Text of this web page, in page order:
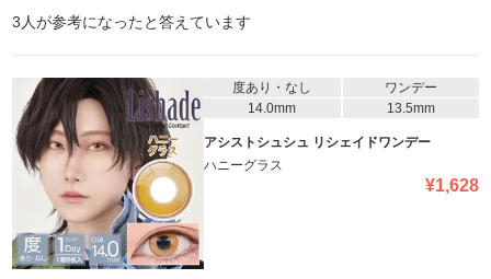
3 人が参考になったと答えています
度あり・なし
ワンデー
14.0mm
13.5mm
アシストシュシュ リシェイドワンデー
ハニーグラス
¥1,628